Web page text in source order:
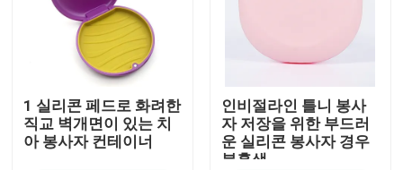
공장 여행
연락주세요
1 실리콘 페드로 화려한
직교 벽개면이 있는 치
아 봉사자 컨테이너
인비절라인 틀니 봉사
자 저장을 위한 부드러
운 실리콘 봉사자 경우
분홍색